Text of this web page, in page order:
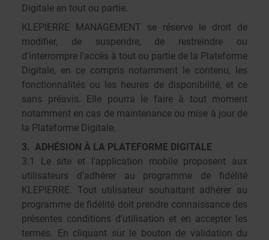
Digitale en tout ou partie.
KLEPIERRE MANAGEMENT se réserve le droit de
modifier, de suspendre, de restreindre ou
d'interrompre l'accès à tout ou partie de la Plateforme
Digitale, en ce compris notamment le contenu, les
fonctionnalités ou les heures de disponibilité, et ce
sans préavis. Elle pourra le faire à tout moment
notamment en cas de maintenance ou mise à jour de
la Plateforme Digitale.
3. ADHÉSION À LA PLATEFORME DIGITALE
3.1 Le site et l'application mobile proposent aux
utilisateurs d’adhérer au programme de fidélité
KLEPIERRE. Tout utilisateur souhaitant adhérer au
programme de fidélité doit prendre connaissance des
présentes conditions d’utilisation et en accepter les
termes. En cliquant sur le bouton de validation du